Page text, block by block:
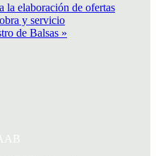
la elaboración de ofertas
y servicio
de Balsas »